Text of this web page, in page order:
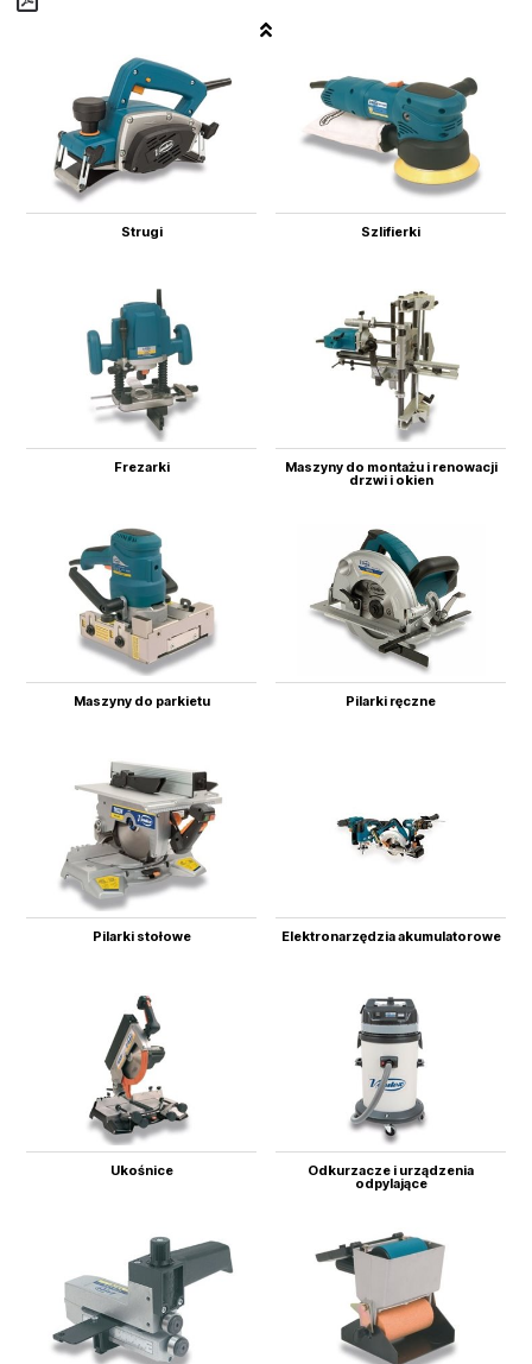
Strugi Szlifierki
Frezarki Maszyny do montażu i renowacji
drzwi i okien
Maszyny do parkietu Pilarki ręczne
Pilarki stołowe Elektronarzędzia akumulatorowe
Ukośnice Odkurzacze i urządzenia
odpylające